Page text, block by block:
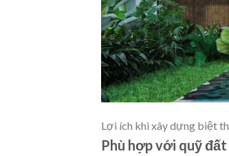
Lợi ích khi xây dựng biệt
Phù hợp với quỹ